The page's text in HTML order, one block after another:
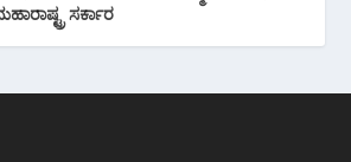
ಸರ್ಕಾರ